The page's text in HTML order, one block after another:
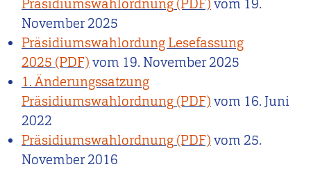
Präsidiumswahlordnung
vom 19.
November 2025
Präsidiumswahlordung Lesefassung
2025
vom 19. November 2025
1. Änderungssatzung
Präsidiumswahlordnung
vom 16. Juni
2022
Präsidiumswahlordnung
vom25.
November 2016